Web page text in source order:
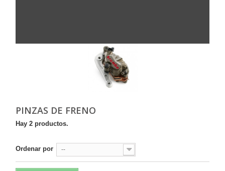
PINZAS DE FRENO
Hay 2 productos.
Ordenar por --